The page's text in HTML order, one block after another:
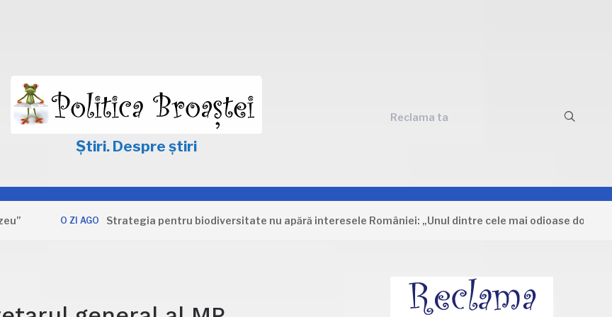
Știri. Despre știri
Reclama ta
O ZI AGO Strategia pentru biodiversitate nu apără interesele României: „Unul dintre cele mai odioase documente